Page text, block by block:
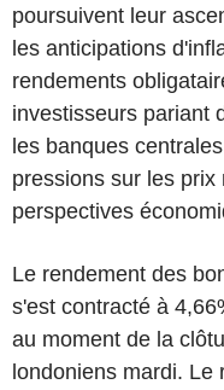
poursuivent leur
les anticipations
rendements
investisseurs pariant
les banques
pressions sur les
perspectives
Le rendement des
s'est contracté à
au moment de la
londoniens mardi. Le